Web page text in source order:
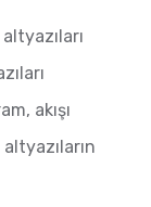
akışı